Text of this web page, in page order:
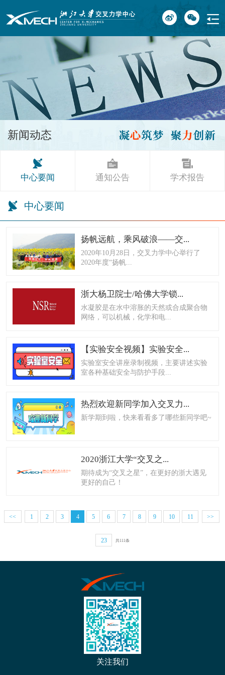
新闻动态
中心要闻 通知公告 学术报告
中心要闻
扬帆远航，乘风破浪——交...
2020年10月28日，交叉力学中心举行了
2020年度“扬帆...
浙大杨卫院士/哈佛大学锁...
水凝胶是在水中溶胀的天然或合成聚合物
网络，可以机械，化学和电...
【实验安全视频】实验安全...
实验室安全讲座录制视频，主要讲述实验
室各种基础安全与防护手段...
热烈欢迎新同学加入交叉力...
新学期到啦，快来看看多了哪些新同学吧~
2020浙江大学“交叉之...
期待成为“交叉之星”，在更好的浙大遇见
更好的自己！
<< 1 2 3 4 5 6 7 8 9 10 11 >>
23 共111条
关注我们